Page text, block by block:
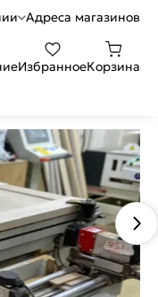
Адреса магазинов
ИзбранноеКорзина